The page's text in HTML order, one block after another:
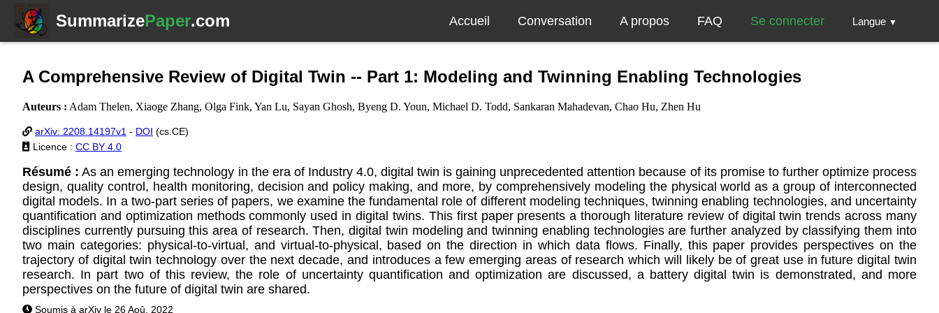
SummarizePaper.com Accueil Conversation A propos FAQ Se connecter Langue ▼
A Comprehensive Review of Digital Twin -- Part 1: Modeling and Twinning Enabling Technologies
Auteurs : Adam Thelen, Xiaoge Zhang, Olga Fink, Yan Lu, Sayan Ghosh, Byeng D. Youn, Michael D. Todd, Sankaran Mahadevan, Chao Hu, Zhen Hu
arXiv: 2208.14197v1 - DOI (cs.CE)
Licence : CC BY 4.0
Résumé : As an emerging technology in the era of Industry 4.0, digital twin is gaining unprecedented attention because of its promise to further optimize process
design, quality control, health monitoring, decision and policy making, and more, by comprehensively modeling the physical world as a group of interconnected
digital models. In a two-part series of papers, we examine the fundamental role of different modeling techniques, twinning enabling technologies, and uncertainty
quantification and optimization methods commonly used in digital twins. This first paper presents a thorough literature review of digital twin trends across many
disciplines currently pursuing this area of research. Then, digital twin modeling and twinning enabling technologies are further analyzed by classifying them into
two main categories: physical-to-virtual, and virtual-to-physical, based on the direction in which data flows. Finally, this paper provides perspectives on the
trajectory of digital twin technology over the next decade, and introduces a few emerging areas of research which will likely be of great use in future digital twin
research. In part two of this review, the role of uncertainty quantification and optimization are discussed, a battery digital twin is demonstrated, and more
perspectives on the future of digital twin are shared.
Soumis à arXiv le 26 Aoû. 2022